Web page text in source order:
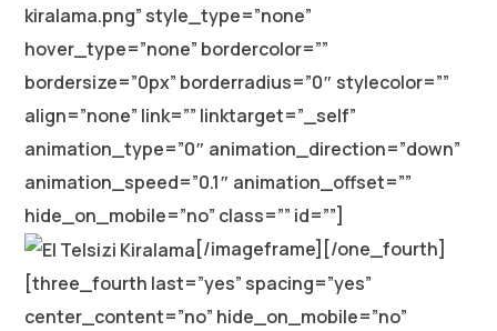
kiralama.png” style_type=”none”
hover_type=”none” bordercolor=””
bordersize=”0px” borderradius=”0″ stylecolor=””
align=”none” link=”” linktarget=”_self”
animation_type=”0″ animation_direction=”down”
animation_speed=”0.1″ animation_offset=””
hide_on_mobile=”no” class=”” id=””]
[/imageframe][/one_fourth]
[three_fourth last=”yes” spacing=”yes”
center_content=”no” hide_on_mobile=”no”